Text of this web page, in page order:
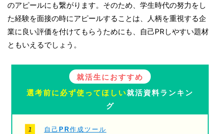
のアピールにも繋がります。そのため、学生時代の努力をし
た経験を面接の時にアピールすることは、人柄を重視する企
業に良い評価を付けてもらうためにも、自己PRしやすい題材
ともいえるでしょう。
就活生におすすめ
選考前に必ず使ってほしい就活資料ランキン
グ
自己PR作成ツール